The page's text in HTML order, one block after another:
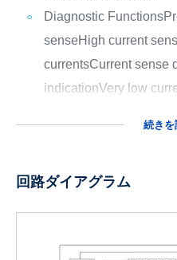
Diagnostic Functions
senseHigh current
currentsCurrent sense
indicationVery low
続きを
回路ダイアグラム